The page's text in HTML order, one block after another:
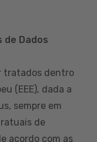
Dados
tratados dentro
(EEE), dada a
sempre em
de
acordo com as